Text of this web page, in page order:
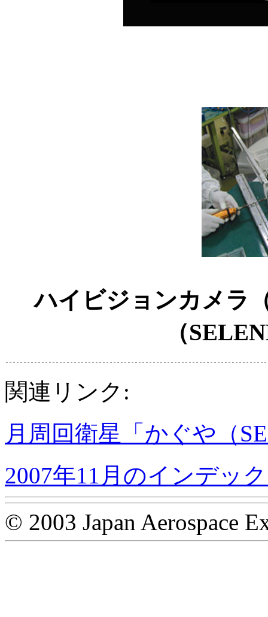
ハイビジョンカメラ
（
関連リンク:
月周回衛星「かぐや（
2007年11月のインデッ
© 2003 Japan Aerospace